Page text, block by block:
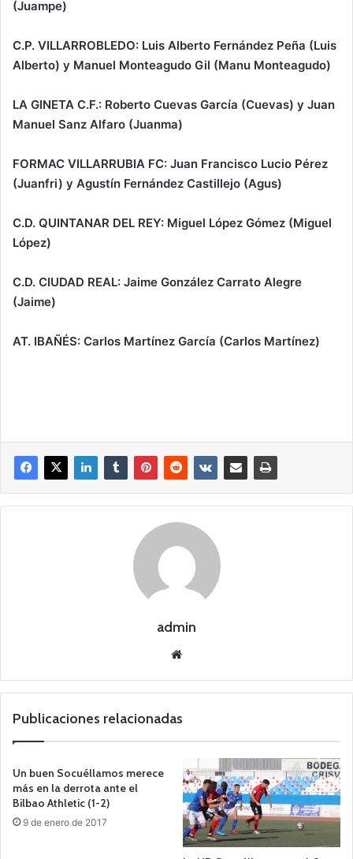
(Juampe)
C.P. VILLARROBLEDO: Luis Alberto Fernández Peña (Luis
Alberto) y Manuel Monteagudo Gil (Manu Monteagudo)
LA GINETA C.F.: Roberto Cuevas García (Cuevas) y Juan
Manuel Sanz Alfaro (Juanma)
FORMAC VILLARRUBIA FC: Juan Francisco Lucio Pérez
(Juanfri) y Agustín Fernández Castillejo (Agus)
C.D. QUINTANAR DEL REY: Miguel López Gómez (Miguel
López)
C.D. CIUDAD REAL: Jaime González Carrato Alegre
(Jaime)
AT. IBAÑÉS: Carlos Martínez García (Carlos Martínez)
admin
we
Publicaciones relacionadas
Un buen Socuéllamos merece
más en la derrota ante el
Bilbao Athletic (1-2)
9 de enero de 2017